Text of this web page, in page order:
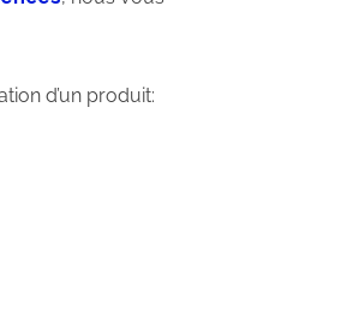
d’un produit: